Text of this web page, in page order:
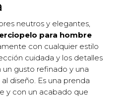
neutros y elegantes,
para hombre
con cualquier estilo
cuidada y los detalles
gusto refinado y una
diseño. Es una prenda
y con un acabado que